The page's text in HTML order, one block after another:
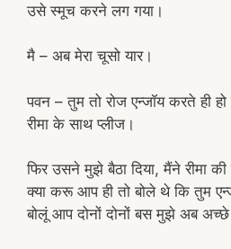
उसे स्मूच करने लग गया।
मै – अब मेरा चूसो यार।
पवन – तुम तो रोज एन्जॉय करते ही
रीमा के साथ प्लीज।
फिर उसने मुझे बैठा दिया, मैंने रीमा
क्या करू आप ही तो बोले थे कि तुम
बोलूं आप दोनों दोनों बस मुझे अब